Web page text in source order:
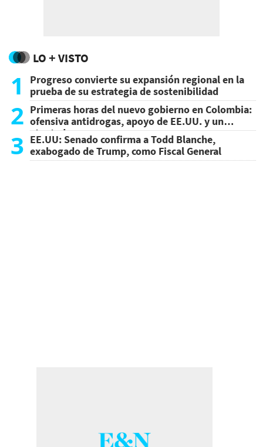
LO + VISTO
1
Progreso convierte su expansión regional en la
prueba de su estrategia de sostenibilidad
2 Primeras horas del nuevo gobierno en Colombia:
ofensiva antidrogas, apoyo de EE.UU. y un
atentado
3 EE.UU: Senado confirma a Todd Blanche,
exabogado de Trump, como Fiscal General